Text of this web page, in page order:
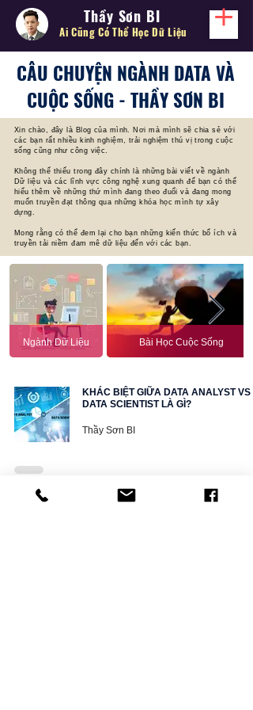
Thầy Sơn BI
Ai Cũng Có Thể Học Dữ Liệu
CÂU CHUYỆN NGÀNH DATA VÀ
CUỘC SỐNG - THẦY SƠN BI
Xin chào, đây là Blog của mình. Nơi mà mình sẽ chia sẻ với
các bạn rất nhiều kinh nghiệm, trải nghiệm thú vị trong cuộc
sống cũng như công việc.
Không thể thiếu trong đây chính là những bài viết về ngành
Dữ liệu và các lĩnh vực công nghệ xung quanh để bạn có thể
hiểu thêm về những thứ mình đang theo đuổi và đang mong
muốn truyền đạt thông qua những khóa học mình tự xây
dựng.
Mong rằng có thể đem lại cho bạn những kiến thức bổ ích và
truyền tải niềm đam mê dữ liệu đến với các bạn.
Ngành Dữ Liệu Bài Học Cuộc Sống
KHÁC BIỆT GIỮA DATA ANALYST VS
DATA SCIENTIST LÀ GÌ?
Thầy Sơn BI